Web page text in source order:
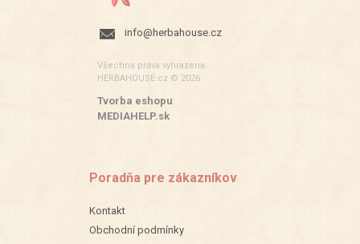
info@herbahouse.cz
Všechna práva vyhrazena.
HERBAHOUSE.cz © 2026
Tvorba eshopu:
MEDIAHELP.sk
Poradňa pre zákazníkov
Kontakt
Obchodní podmínky